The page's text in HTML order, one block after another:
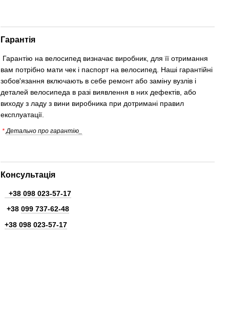
Гарантія
Гарантію на велосипед визначає виробник, для її отримання
вам потрібно мати чек і паспорт на велосипед. Наші гарантійні
зобов'язання включають в себе ремонт або заміну вузлів і
деталей велосипеда в разі виявлення в них дефектів, або
виходу з ладу з вини виробника при дотримані правил
експлуатації.
* Детально про гарантію_
Консультація
+38 098 023-57-17
+38 099 737-62-48
+38 098 023-57-17